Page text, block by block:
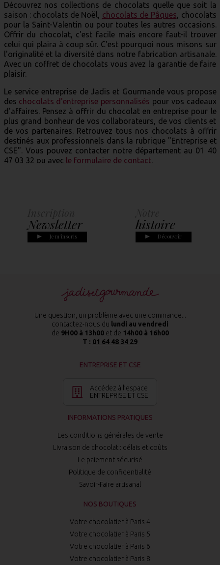
Découvrez nos collections de chocolats quelle que soit la
saison : chocolats de Noël, chocolats de Pâques, chocolats
pour la Saint-Valentin ou pour toutes les autres occasions.
Offrir du chocolat, c'est facile mais encore faut-il trouver
celui qui plaira à coup sûr. C'est pourquoi nous misons sur
l'originalité et la diversité dans notre fabrication artisanale.
Avec un coffret de chocolats vous avez la garantie de faire
plaisir.
Le service entreprise de Jadis et Gourmande vous propose
des chocolats d'entreprise personnalisés pour vos cadeaux
d'affaires. Pensez à offrir du chocolat en entreprise pour le
plus grand bonheur de vos collaborateurs, de vos clients et
de vos partenaires. Retrouvez tous nos chocolats à offrir
destinés aux professionnels dans la rubrique "Entreprise et
CSE". Vous pouvez contacter notre département au 01 40
47 03 32 ou avec le formulaire de contact.
histoire
Découvrir
Pratiques
En savoir plus
Une question, un problème avec une commande...
contactez-nous du lundi au vendredi
de 9H00 à 13h00et de 14h00 à 16h00
T : 01 64 48 34 29
ENTREPRISE ET CSE
Accédez à l’espace
ENTREPRISE ET CSE
INFORMATIONS PRATIQUES
Les conditions générales de vente
Livraison de chocolat : délais et coûts
Le paiement sécurisé
Politique de confidentialité
Savoir-Faire artisanal
NOS BOUTIQUES
Votre chocolatier à Paris 4
Votre chocolatier à Paris 5
Votre chocolatier à Paris 6
Votre chocolatier à Paris 8